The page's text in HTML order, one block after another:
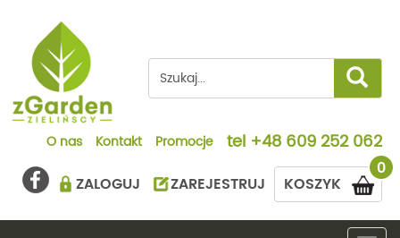
O nas Kontakt Promocje tel +48 609 252 062
0
KOSZYK
ZALOGUJ ZAREJESTRUJ